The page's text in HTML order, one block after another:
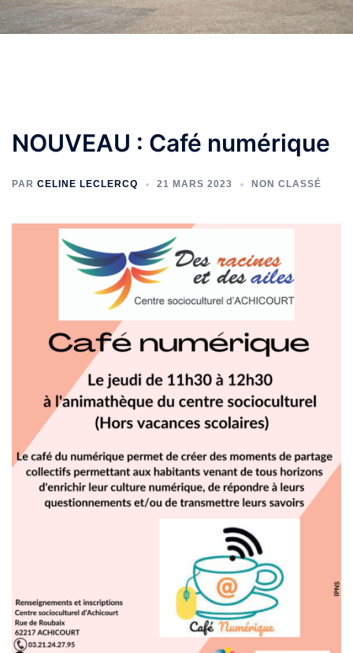
NOUVEAU : Café numérique
PAR CELINE LECLERCQ 21 MARS 2023 NON CLASSÉ